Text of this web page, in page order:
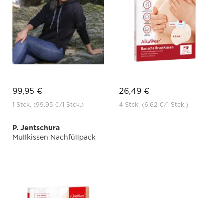
99,95 €
1 Stck. (99,95 €/1 Stck.)
26,49 €
4 Stck. (6,62 €/1 Stck.)
P. Jentschura
Mullkissen Nachfüllpack